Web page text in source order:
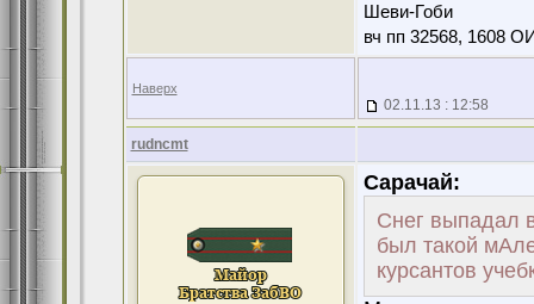
Шеви-Гоби
вч пп 32568, 1608
Наверх
02.11.13 : 12:58
rudncmt
Сарачай:
Снег выпадал
был такой
курсантов